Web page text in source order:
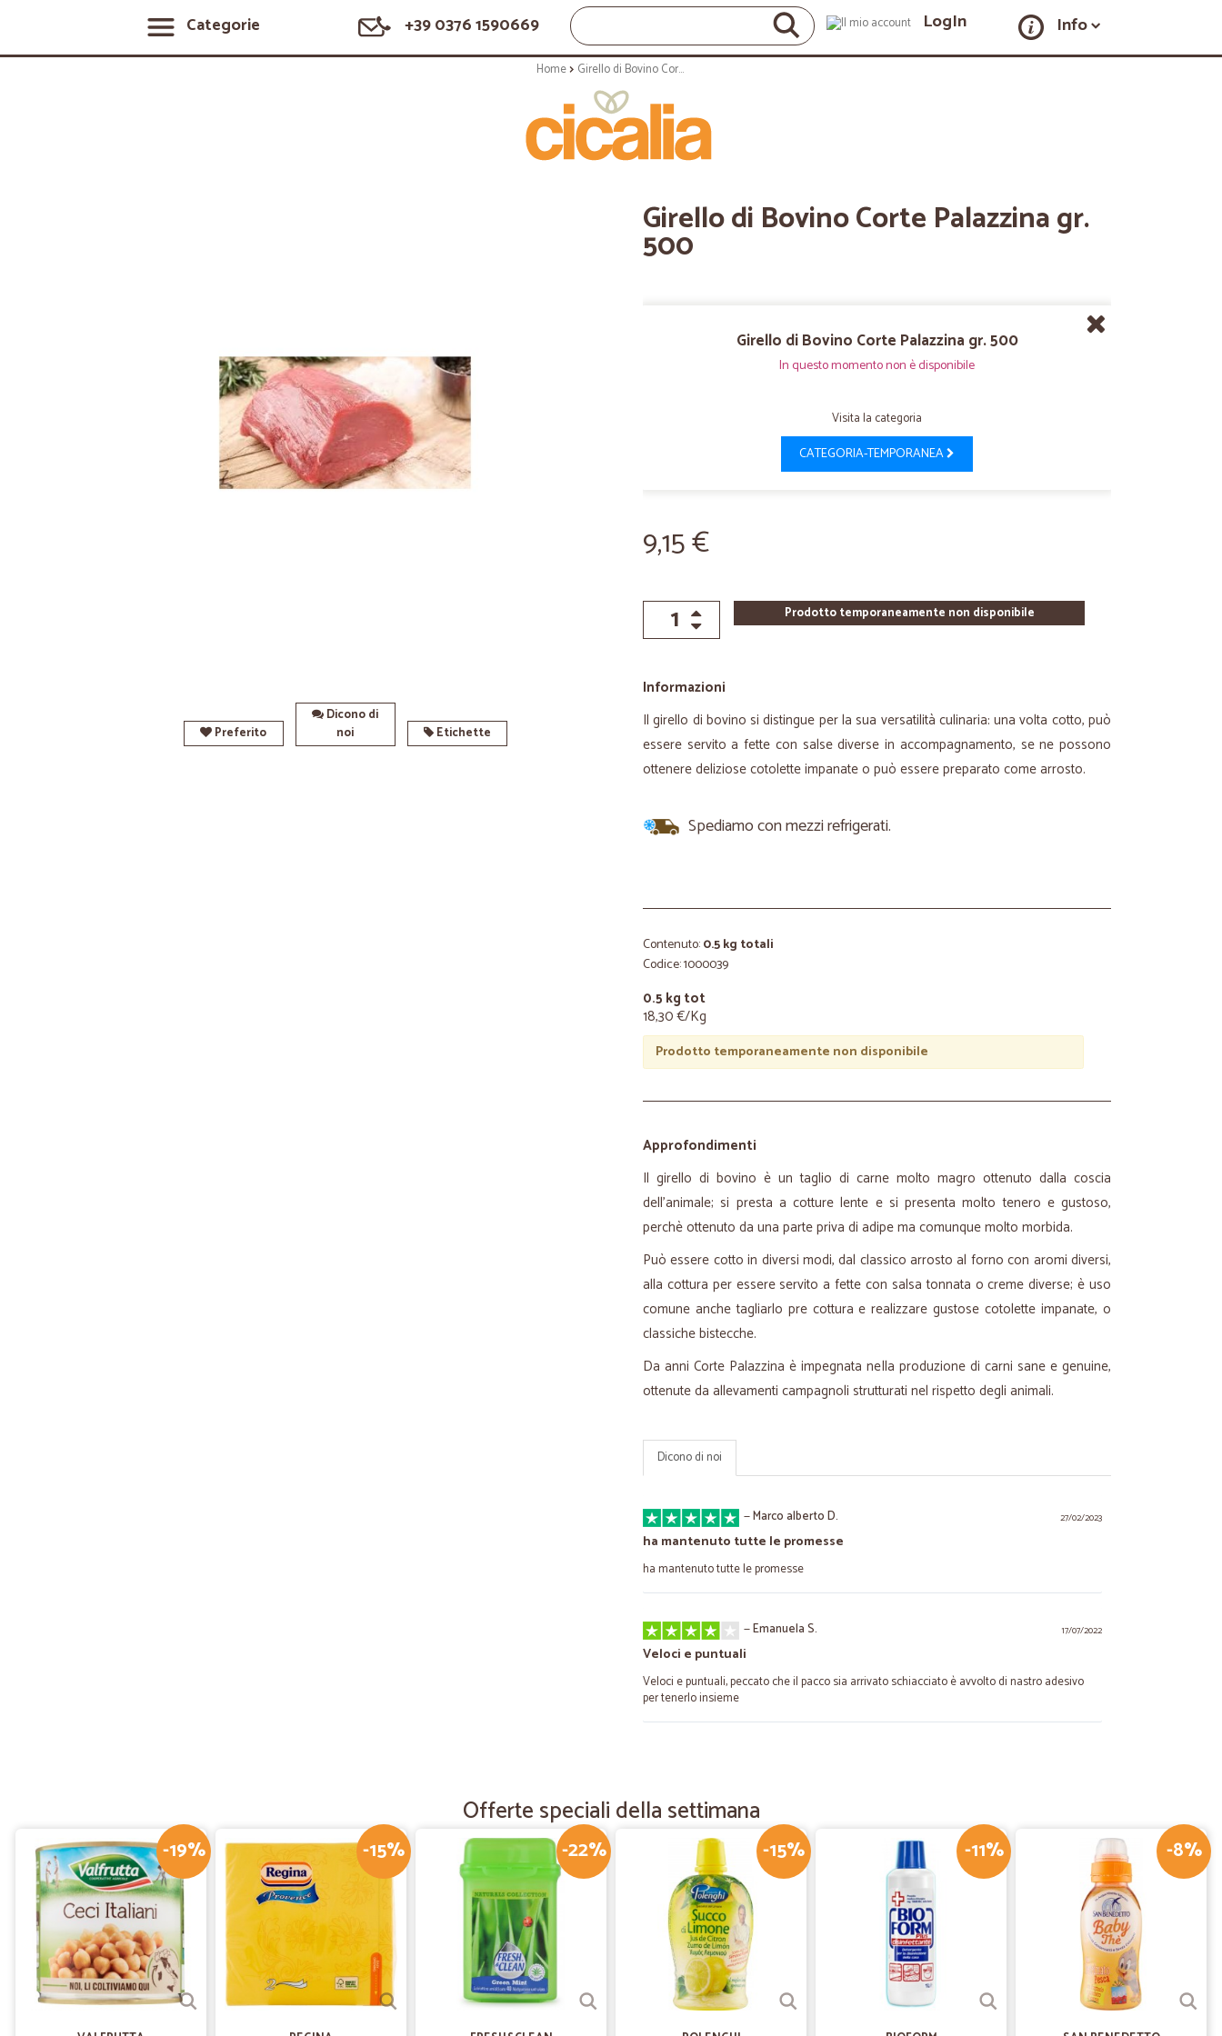
Categorie +39 0376 1590669 LogIn Info
Home Girello di Bovino Corte Palazzina gr. 500
Preferito
Dicono di
noi
Etichette
Girello di Bovino Corte Palazzina gr.
500
Girello di Bovino Corte Palazzina gr. 500
In questo momento non è disponibile
Visita la categoria
CATEGORIA-TEMPORANEA
9,15 €
Prodotto temporaneamente non disponibile
Informazioni
Il girello di bovino si distingue per la sua versatilità culinaria: una volta cotto, può
essere servito a fette con salse diverse in accompagnamento, se ne possono
ottenere deliziose cotolette impanate o può essere preparato come arrosto.
Spediamo con mezzi refrigerati.
Contenuto:0.5 kg totali
Codice: 1000039
0.5 kg tot
18,30 €/Kg
Prodotto temporaneamente non disponibile
Approfondimenti
Il girello di bovino è un taglio di carne molto magro ottenuto dalla coscia
dell'animale; si presta a cotture lente e si presenta molto tenero e gustoso,
perchè ottenuto da una parte priva di adipe ma comunque molto morbida.
Può essere cotto in diversi modi, dal classico arrosto al forno con aromi diversi,
alla cottura per essere servito a fette con salsa tonnata o creme diverse; è uso
comune anche tagliarlo pre cottura e realizzare gustose cotolette impanate, o
classiche bistecche.
Da anni Corte Palazzina è impegnata nella produzione di carni sane e genuine,
ottenute da allevamenti campagnoli strutturati nel rispetto degli animali.
Dicono di noi
27/02/2023
—Marco alberto D.
ha mantenuto tutte le promesse
ha mantenuto tutte le promesse
17/07/2022
—Emanuela S.
Veloci e puntuali
Veloci e puntuali, peccato che il pacco sia arrivato schiacciato è avvolto di nastro adesivo
per tenerlo insieme
Tutto perfetto
23/06/2020
Mariangela C.
BUONOOOOOOOOOOOO.SALVE
BUONOOOOOOOOOOOO.SALVE
03/05/2020
—
Facilità d'acquisto.
Offerte speciali della settimana
-19% -15% -22% -15% -11% -8%